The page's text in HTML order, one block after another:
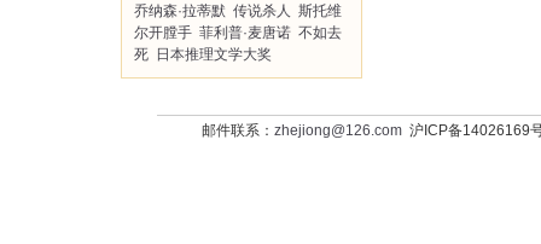
乔纳森·拉蒂默 传说杀人 斯托维
尔开膛手 菲利普·麦唐诺 不如去
死 日本推理文学大奖
邮件联系： zhejiong@126.com沪ICP备14026169